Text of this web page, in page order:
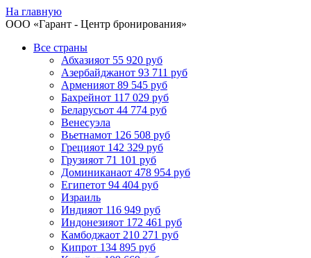
На главную
ООО «Гарант - Центр бронирования»
Все страны
Абхазияот 55 920 руб
Азербайджанот 93 711 руб
Арменияот 89 545 руб
Бахрейнот 117 029 руб
Беларусьот 44 774 руб
Венесуэла
Вьетнамот 126 508 руб
Грецияот 142 329 руб
Грузияот 71 101 руб
Доминиканаот 478 954 руб
Египетот 94 404 руб
Израиль
Индияот 116 949 руб
Индонезияот 172 461 руб
Камбоджаот 210 271 руб
Кипрот 134 895 руб